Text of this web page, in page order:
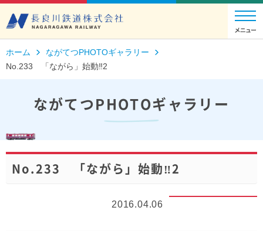
ホーム
ながてつPHOTOギャラリー
No.233 「ながら」始動‼2
ながてつPHOTOギャラリー
No.233 「ながら」始動‼2
2016.04.06